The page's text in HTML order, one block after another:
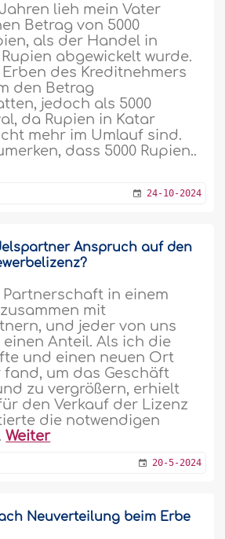
Jahren lieh mein Vater
Betrag von 5000
als der Handel in
abgewickelt wurde.
des Kreditnehmers
den Betrag
jedoch als 5000
da Rupien in Katar
mehr im Umlauf sind.
dass 5000 Rupien..
24-10-2024
Anspruch auf den
Partnerschaft in einem
mit
und jeder von uns
Anteil. Als ich die
und einen neuen Ort
um das Geschäft
zu vergrößern, erhielt
den Verkauf der Lizenz
die notwendigen
Weiter
20-5-2024
Neuverteilung beim Erbe